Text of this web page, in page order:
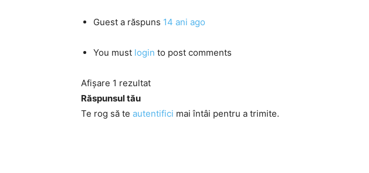
Guest a răspuns 14 ani ago
You must login to post comments
Afișare 1 rezultat
Răspunsul tău
Te rog să te autentifici mai întâi pentru a trimite.